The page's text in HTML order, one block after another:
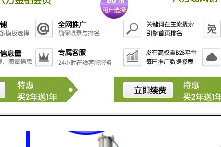
数，根据要加工的布的纬斜情况预设整纬器中快/中慢，
左快/右快。打铃通知进落布准备开机，待回铃后按下开
机按钮，加速指示灯闪烁，设定工艺要求的车速并确
认，点击加速按钮车速自动增至工艺要求车速。